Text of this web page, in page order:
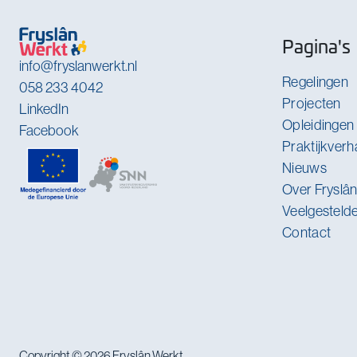
info@fryslanwerkt.nl
058 233 4042
LinkedIn
Facebook
Pagina's
Regelingen
Projecten
Opleidingen
Nieuws
Over Fryslân
Contact